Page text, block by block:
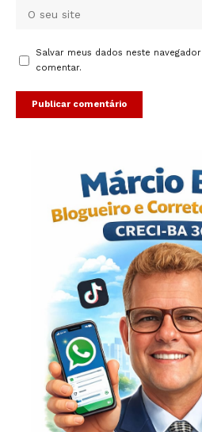
Salvar meus dados neste
comentar.